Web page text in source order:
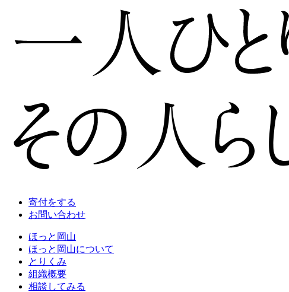
寄付をする
お問い合わせ
ほっと岡山
ほっと岡山について
とりくみ
組織概要
相談してみる